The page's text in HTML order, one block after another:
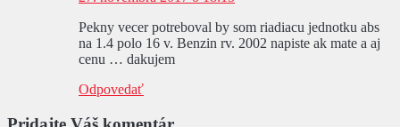
Pekny vecer potreboval by som riadiacu jednotku abs
na 1.4 polo 16 v. Benzin rv. 2002 napiste ak mate a aj
cenu … dakujem
Odpovedať